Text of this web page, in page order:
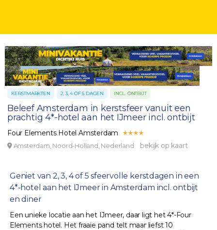
KERSTMARKTEN 2, 3, 4 OF 5 DAGEN INCL. ONTBIJT
Beleef Amsterdam in kerstsfeer vanuit een
prachtig 4*-hotel aan het IJmeer incl. ontbijt
Four Elements Hotel Amsterdam
Amsterdam, Noord-Holland, Nederland bekijk op kaart
Geniet van 2, 3, 4 of 5 sfeervolle kerstdagen in een
4*-hotel aan het IJmeer in Amsterdam incl. ontbijt
en diner
Een unieke locatie aan het IJmeer, daar ligt het 4*-Four
Elements hotel. Het fraaie pand telt maar liefst 10